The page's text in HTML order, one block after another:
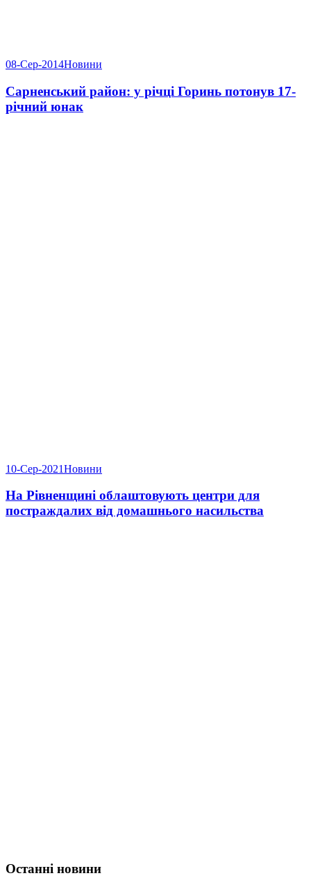
08-Сер-2014Новини
Сарненський район: у річці Горинь потонув 17-
річний юнак
10-Сер-2021Новини
На Рівненщині облаштовують центри для
постраждалих від домашнього насильства
Останні новини